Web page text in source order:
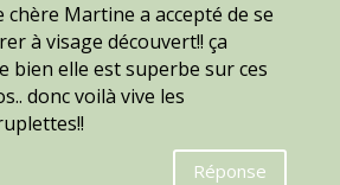
chère Martine a accepté de se
à visage découvert!! ça
bien elle est superbe sur ces
donc voilà vive les
Réponse